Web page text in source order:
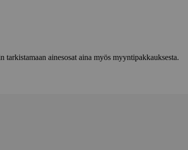
ainesosat aina myös myyntipakkauksesta.